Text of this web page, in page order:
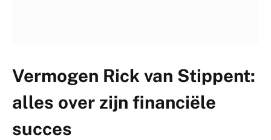
Vermogen Rick van Stippent:
alles over zijn financiële
succes